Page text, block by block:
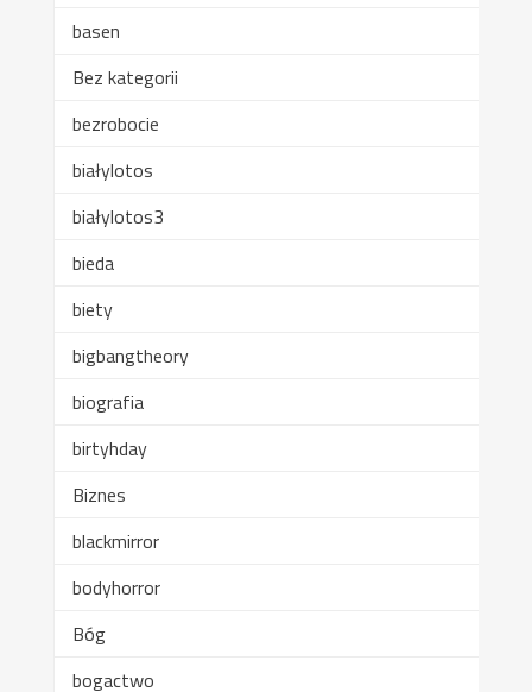
basen
Bez kategorii
bezrobocie
białylotos
białylotos3
bieda
biety
bigbangtheory
biografia
birtyhday
Biznes
blackmirror
bodyhorror
Bóg
bogactwo